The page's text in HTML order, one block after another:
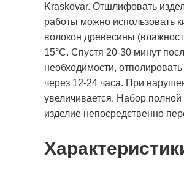
Kraskovar. Отшлифовать
работы можно использовать
волокон древесины
15°С. Спустя 20-30 минут
необходимости,
через 12-24 часа. При
увеличивается. Набор
изделие непосредственно